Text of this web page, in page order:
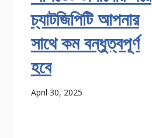
চ্যাটজিপিটি আপনার
সাথে কম বন্ধুত্বপূর্ণ
হবে
April 30, 2025